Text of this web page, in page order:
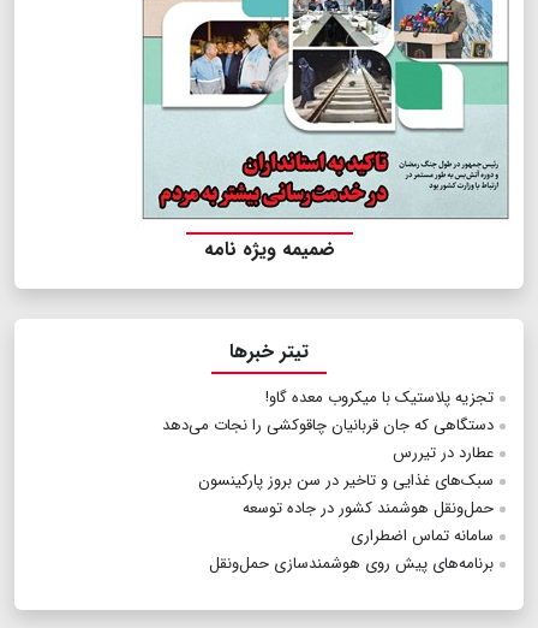
ضمیمه ویژه نامه
تیتر خبرها
تجزیه پلاستیک با میکروب معده گاو!
دستگاهی که جان قربانیان چاقوکشی را نجات می‌دهد
عطارد در تیررس
سبک‌های غذایی و تاخیر در سن بروز پارکینسون
حمل‌ونقل هوشمند کشور در جاده توسعه
سامانه تماس اضطراری
برنامه‌های پیش‌ روی هوشمندسازی حمل‌ونقل